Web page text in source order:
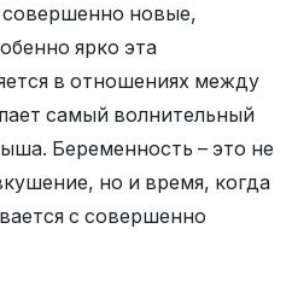
новые,
ярко эта
в отношениях между
самый волнительный
Беременность – это не
но и время, когда
с совершенно